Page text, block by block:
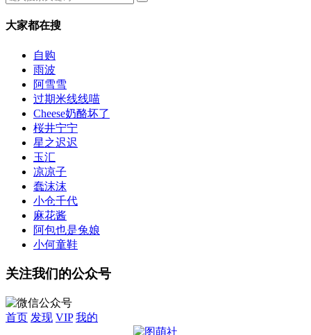
大家都在搜
自购
雨波
阿雪雪
过期米线线喵
Cheese奶酪坏了
桜井宁宁
星之迟迟
玉汇
凉凉子
蠢沫沫
小仓千代
麻花酱
阿包也是兔娘
小何童鞋
关注我们的公众号
首页 发现 VIP 我的